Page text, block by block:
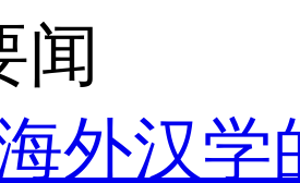
闻
外汉学